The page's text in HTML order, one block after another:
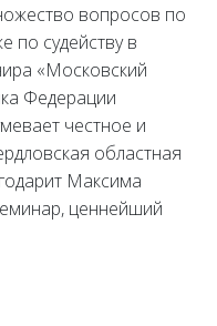
вопросов по
по судейству в
«Московский
Федерации
честное и
областная
Максима
ценнейший